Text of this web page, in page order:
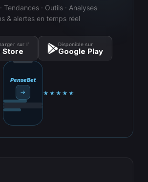
Tendances · Outils · Analyses
& alertes en temps réel
sur l’
Store
Disponible sur
Google Play
PenseBet
→ ★★★★★